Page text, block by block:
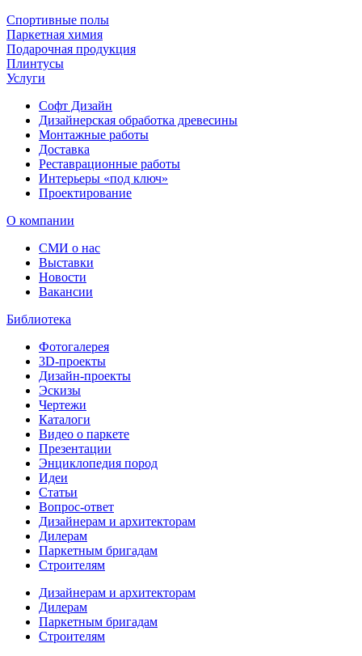
Спортивные полы
Паркетная химия
Подарочная продукция
Плинтусы
Услуги
Софт Дизайн
Дизайнерская обработка древесины
Монтажные работы
Доставка
Реставрационные работы
Интерьеры «под ключ»
Проектирование
О компании
СМИ о нас
Выставки
Новости
Вакансии
Библиотека
Фотогалерея
3D-проекты
Дизайн-проекты
Эскизы
Чертежи
Каталоги
Видео о паркете
Презентации
Энциклопедия пород
Идеи
Статьи
Вопрос-ответ
Дизайнерам и архитекторам
Дилерам
Паркетным бригадам
Строителям
Дизайнерам и архитекторам
Дилерам
Паркетным бригадам
Строителям